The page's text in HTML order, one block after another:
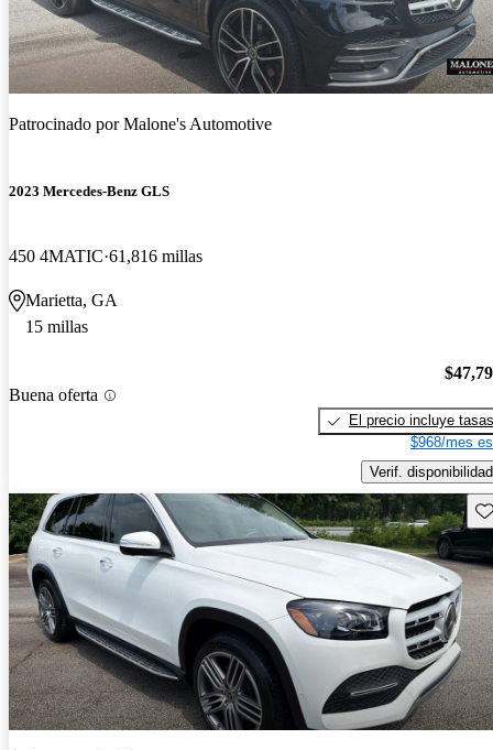
Patrocinado porMalone's Automotive
2023 Mercedes-Benz GLS
450 4MATIC 61,816 millas
Marietta, GA
15 millas
Buena oferta
El precio incluye tasas
$968/mes
Verif. disponibilidad